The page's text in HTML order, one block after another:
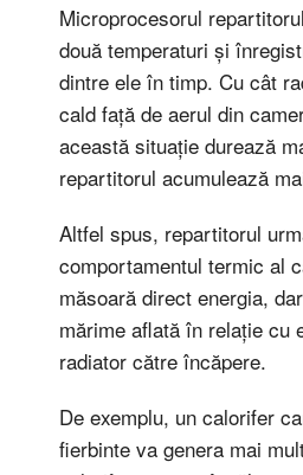
Microprocesorul
două temperaturi și
dintre ele în timp. Cu cât
cald față de aerul din
această situație durează
repartitorul acumulează
Altfel spus, repartitorul
comportamentul termic al
măsoară direct energia,
mărime aflată în relație cu
radiator către încăpere.
De exemplu, un calorifer
fierbinte va genera mai